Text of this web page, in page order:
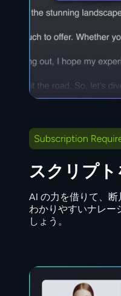
スクリプ
AI の力を借りて、断
わかりやすいナレー
しょう。